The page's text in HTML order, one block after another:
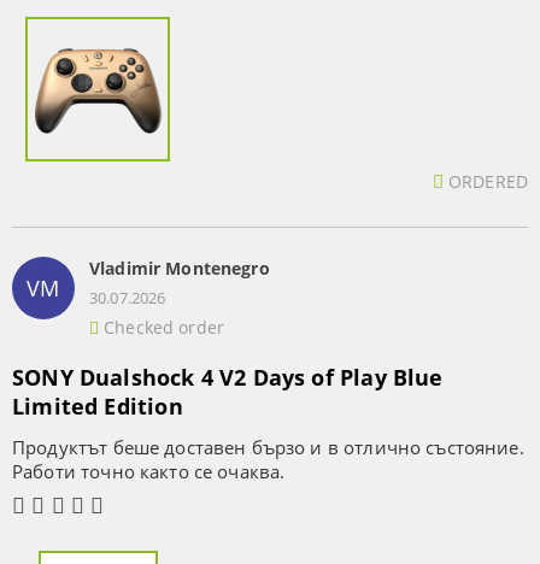
ORDERED
VM
Vladimir Montenegro
30.07.2026
Checked order
SONY Dualshock 4 V2 Days of Play Blue
Limited Edition
Продуктът беше доставен бързо и в отлично състояние.
Работи точно както се очаква.